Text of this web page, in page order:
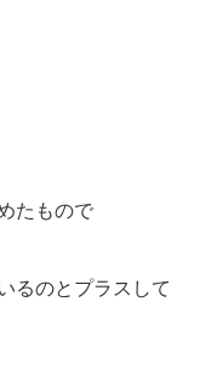
たもので
るのとプラスして